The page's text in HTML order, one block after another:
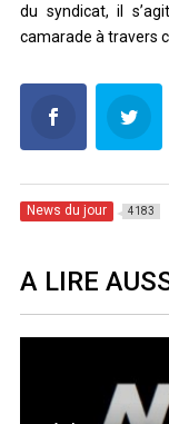
du syndicat, il
camarade à travers
News du jour 4183
A LIRE